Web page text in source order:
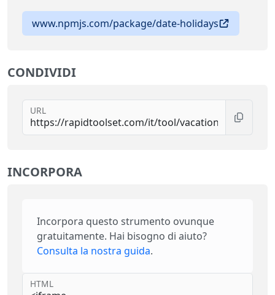
www.npmjs.com/package/date-holidays
CONDIVIDI
URL
INCORPORA
Incorpora questo strumento ovunque
gratuitamente. Hai bisogno di aiuto?
Consulta la nostra guida.
HTML